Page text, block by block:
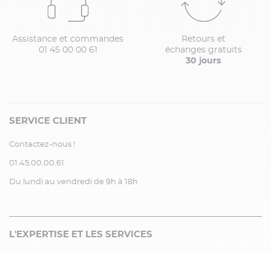
Assistance et commandes
01 45 00 00 61
Retours et
échanges gratuits
30 jours
SERVICE CLIENT
Contactez-nous !
01.45.00.00.61
Du lundi au vendredi de 9h à 18h
L'EXPERTISE ET LES SERVICES